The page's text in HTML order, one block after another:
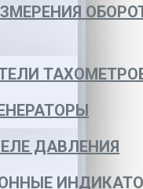
ДАВЛЕНИЯ